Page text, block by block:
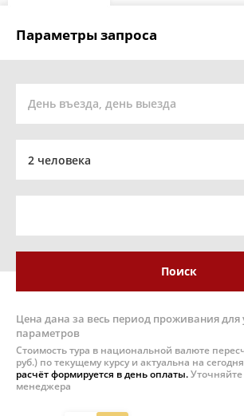
Параметры запроса
День въезда, день выезда
2 человека
Поиск
Цена дана за весь период проживания для
параметров
Стоимость тура в национальной валюте
руб.) по текущему курсу и актуальна на
расчёт формируется в день оплаты.
менеджера